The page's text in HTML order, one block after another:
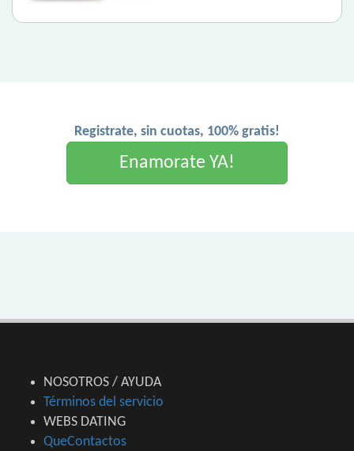
Registrate, sin cuotas, 100% gratis!
Enamorate YA!
NOSOTROS / AYUDA
Términos del servicio
WEBS DATING
QueContactos